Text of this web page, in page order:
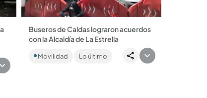
Buseros de Caldas lograron acuerdos
con la Alcaldía de La Estrella
variante y la vía vieja por unas obras....
Movilidad Lo último